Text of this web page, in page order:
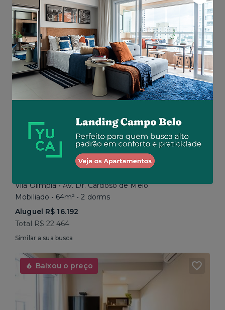
Aluguel R$ 5.200
Total R$ 5.200
Similar a sua busca
Vila Olímpia • Av. Dr. Cardoso de Melo
Mobiliado • 64m² • 2 dorms
Aluguel R$ 16.192
Total R$ 22.464
Similar a sua busca
Baixou o preço